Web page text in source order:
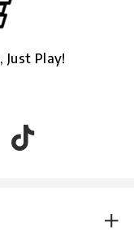
Just Play!